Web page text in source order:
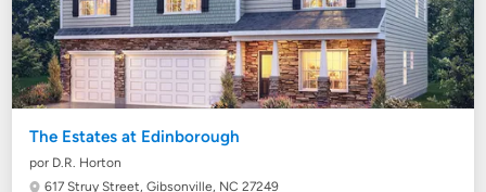
The Estates at Edinborough
por D.R. Horton
617 Struy Street,Gibsonville, NC 27249